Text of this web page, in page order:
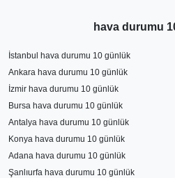
hava durumu
İstanbul hava durumu 10 günlük
Ankara hava durumu 10 günlük
İzmir hava durumu 10 günlük
Bursa hava durumu 10 günlük
Antalya hava durumu 10 günlük
Konya hava durumu 10 günlük
Adana hava durumu 10 günlük
Şanlıurfa hava durumu 10 günlük